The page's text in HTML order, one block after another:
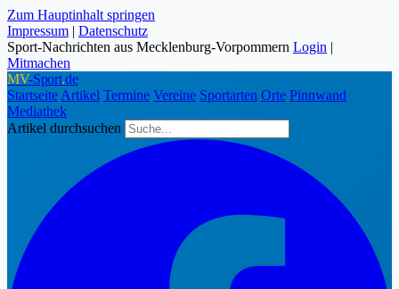
Zum Hauptinhalt springen
Impressum | Datenschutz
Sport-Nachrichten aus Mecklenburg-Vorpommern Login |
Mitmachen
MV-Sport.de
Startseite Artikel Termine Vereine Sportarten Orte Pinnwand
Mediathek
Artikel durchsuchen